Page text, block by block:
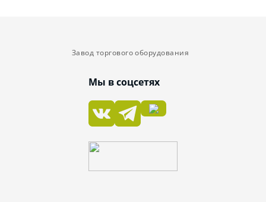
Завод торгового оборудования
Мы в соцсетях